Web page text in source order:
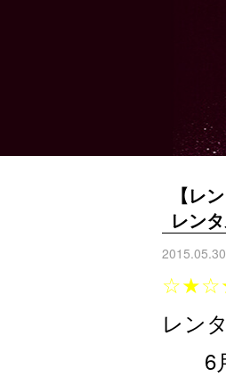
【レ
レン
2015.05.30
レン
6月